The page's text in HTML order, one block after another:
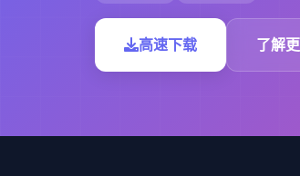
高速下载 了解